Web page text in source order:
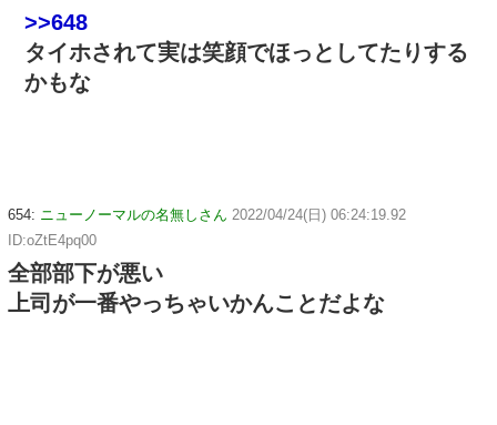
>>648
タイホされて実は笑顔でほっとしてたりする
かもな
654: ニューノーマルの名無しさん 2022/04/24(日) 06:24:19.92
ID:oZtE4pq00
全部部下が悪い
上司が一番やっちゃいかんことだよな